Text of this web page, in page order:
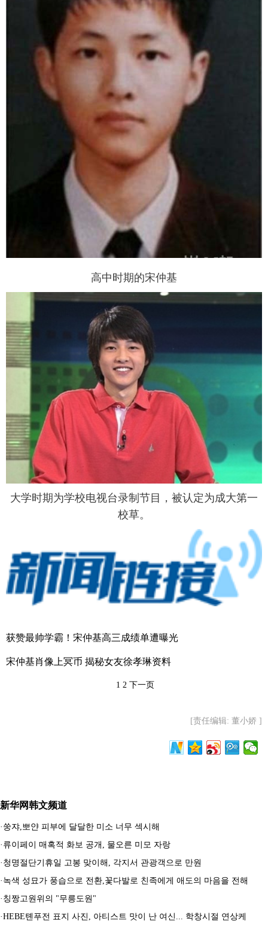
高中时期的宋仲基
大学时期为学校电视台录制节目，被认定为成大第一
校草。
获赞最帅学霸！宋仲基高三成绩单遭曝光
宋仲基肖像上冥币 揭秘女友徐孝琳资料
1 2 下一页
[责任编辑: 董小娇 ]
新华网韩文频道
· 쑹쟈,뽀얀 피부에 달달한 미소 너무 섹시해
· 류이페이 매혹적 화보 공개, 물오른 미모 자랑
· 청명절단기휴일 고봉 맞이해, 각지서 관광객으로 만원
· 녹색 성묘가 풍습으로 전환,꽃다발로 친족에게 애도의 마음을 전해
· 칭짱고원위의 "무릉도원"
·HEBE톈푸전 표지 사진, 아티스트 맛이 난 여신... 학창시절 연상케